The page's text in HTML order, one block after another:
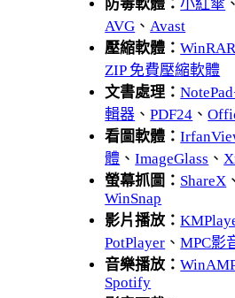
防毒軟體：小紅傘
AVG 、 Avast
壓縮軟體：WinRAR
ZIP 免費壓縮軟體
文書處理：
輯器 、PDF24 、
看圖軟體：
體 、ImageGlass 、
螢幕抓圖： ShareX
WinSnap
影片播放：
PotPlayer 、MPC影
音樂播放：
Spotify